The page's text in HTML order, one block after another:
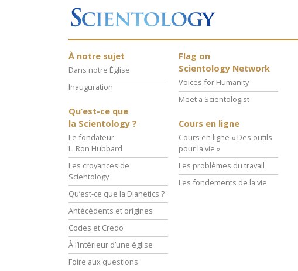
À notre sujet
Dans notre Église
Inauguration
Qu’est-ce que
la Scientology ?
Le fondateur
L. Ron Hubbard
Les croyances de
Scientology
Qu’est-ce que la Dianetics ?
Antécédents et origines
Codes et Credo
À l’intérieur d’une église
Foire aux questions
Flag on
Scientology Network
Voices for Humanity
Meet a Scientologist
Cours en ligne
Cours en ligne « Des outils
pour la vie »
Les problèmes du travail
Les fondements de la vie